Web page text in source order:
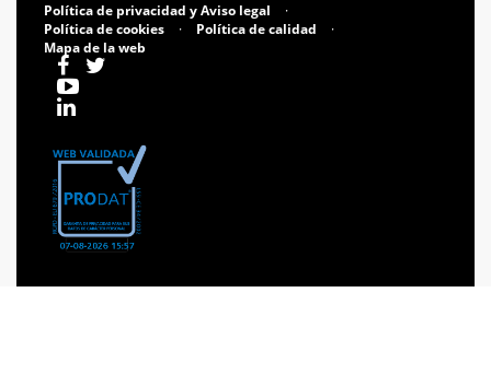
Política de privacidad y Aviso legal
·
Política de cookies
· Política de calidad
·
Mapa de la web